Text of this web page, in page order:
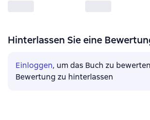
Hinterlassen Sie eine
Einloggen, um das Buch zu
Bewertung zu hinterlassen